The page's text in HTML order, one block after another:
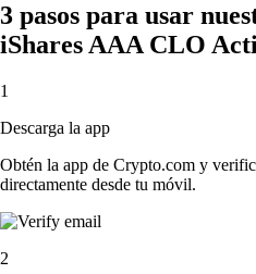
3 pasos para usar
iShares AAA CLO
1
Descarga la app
Obtén la app de Crypto.com y
directamente desde tu móvil.
2